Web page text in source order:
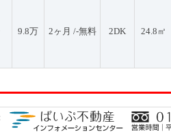
9.8万 2ヶ月 /-無料 2DK 24.8㎡